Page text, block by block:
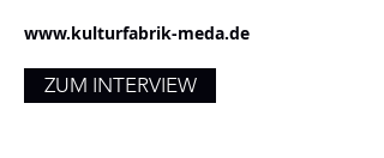
www.kulturfabrik-meda.de
ZUM INTERVIEW